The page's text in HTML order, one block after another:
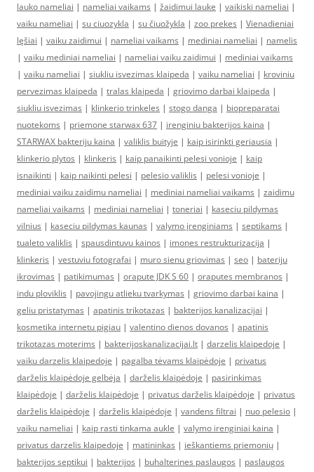
lauko nameliai | nameliai vaikams | žaidimui lauke | vaikiski nameliai |
vaiku nameliai | su ciuozykla | su čiuožykla | zoo prekes | Vienadieniai
lęšiai | vaiku zaidimui | nameliai vaikams | mediniai nameliai | namelis
| vaiku mediniai nameliai | nameliai vaiku zaidimui | mediniai vaikams
| vaiku nameliai | siukliu isvezimas klaipeda | vaiku nameliai | kroviniu
pervezimas klaipeda | tralas klaipeda | griovimo darbai klaipeda |
siukliu isvezimas | klinkerio trinkeles | stogo danga | biopreparatai
nuotekoms | priemone starwax 637 | irenginiu bakterijos kaina |
STARWAX bakteriju kaina | valiklis buityje | kaip isirinkti geriausia |
klinkerio plytos | klinkeris | kaip panaikinti pelesi vonioje | kaip
isnaikinti | kaip naikinti pelesi | pelesio valiklis | pelesi vonioje |
mediniai vaiku zaidimu nameliai | mediniai nameliai vaikams | zaidimu
nameliai vaikams | mediniai nameliai | toneriai | kaseciu pildymas
vilnius | kaseciu pildymas kaunas | valymo įrenginiams | septikams |
tualeto valiklis | spausdintuvu kainos | imones restrukturizacija |
klinkeris | vestuviu fotografai | muro sienu griovimas | seo | bateriju
ikrovimas | patikimumas | orapute JDK S 60 | oraputes membranos |
indu ploviklis | pavojingu atlieku tvarkymas | griovimo darbai kaina |
geliu pristatymas | apatinis trikotazas | bakterijos kanalizacijai |
kosmetika internetu pigiau | valentino dienos dovanos | apatinis
trikotazas moterims | bakterijoskanalizacijai.lt | darzelis klaipedoje |
vaiku darzelis klaipedoje | pagalba tėvams klaipėdoje | privatus
darželis klaipėdoje gelbėja | darželis klaipėdoje | pasirinkimas
klaipėdoje | darželis klaipėdoje | privatus darželis klaipėdoje | privatus
darželis klaipėdoje | darželis klaipėdoje | vandens filtrai | nuo pelesio |
vaiku nameliai | kaip rasti tinkama aukle | valymo irenginiai kaina |
privatus darzelis klaipedoje | matininkas | ieškantiems priemonių |
bakterijos septikui | bakterijos | buhalterines paslaugos | paslaugos